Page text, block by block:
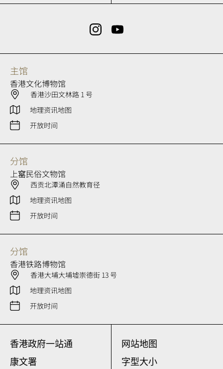
主馆
香港文化博物馆
香港沙田文林路 1 号
地理资讯地图
开放时间
分馆
上窰民俗文物馆
西贡北潭涌自然教育径
地理资讯地图
开放时间
分馆
香港铁路博物馆
香港大埔大埔墟崇德街 13 号
地理资讯地图
开放时间
香港政府一站通
康文署
网站地图
字型大小